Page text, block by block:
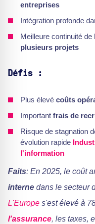
entreprises
Intégration profonde
Meilleure continuité
plusieurs projets
Défis :
Plus élevé coûts
Important frais de
Risque de stagnation
évolution rapide
l'information
Faits: En 2025, le coût
interne dans le secteur
L'Europe s'est élevé à
l'assurance, les taxes,